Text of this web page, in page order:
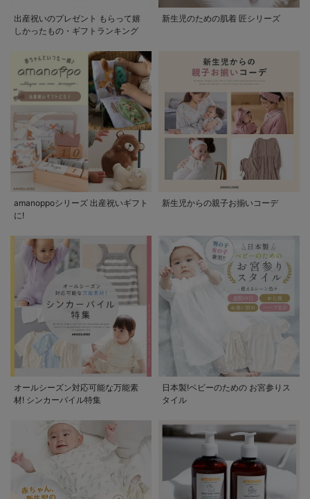
出産祝いのプレゼント もらって嬉
しかったもの・ギフトランキング
新生児のための肌着 匠シリーズ
amanoppoシリーズ 出産祝いギフト
に!
新生児からの親子お揃いコーデ
オールシーズン対応可能な万能素
材! シンカーパイル特集
日本製!ベビーのための お宮参りス
タイル